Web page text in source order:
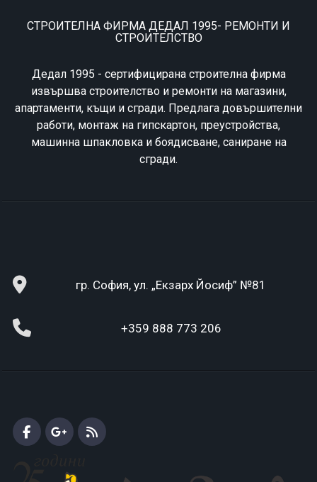
СТРОИТЕЛНА ФИРМА ДЕДАЛ 1995- РЕМОНТИ И
СТРОИТЕЛСТВО
Дедал 1995 - сертифицирана строителна фирма
извършва строителство и ремонти на магазини,
апартаменти, къщи и сгради. Предлага довършителни
работи, монтаж на гипскартон, преустройства,
машинна шпакловка и боядисване, саниране на
сгради.
гр. София, ул. „Екзарх Йосиф” №81
+359 888 773 206